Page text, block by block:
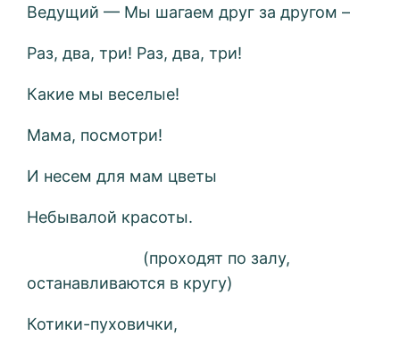
Ведущий — Мы шагаем друг за другом –
Раз, два, три! Раз, два, три!
Какие мы веселые!
Мама, посмотри!
И несем для мам цветы
Небывалой красоты.
(проходят по залу,
останавливаются в кругу)
Котики-пуховички,